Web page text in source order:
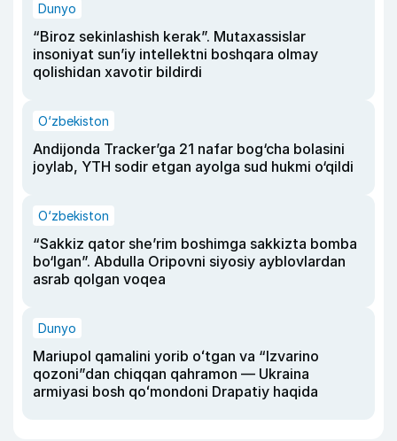
Dunyo
“Biroz sekinlashish kerak”. Mutaxassislar
insoniyat sun’iy intellektni boshqara olmay
qolishidan xavotir bildirdi
O‘zbekiston
Andijonda Tracker’ga 21 nafar bog‘cha bolasini
joylab, YTH sodir etgan ayolga sud hukmi o‘qildi
O‘zbekiston
“Sakkiz qator she’rim boshimga sakkizta bomba
bo‘lgan”. Abdulla Oripovni siyosiy ayblovlardan
asrab qolgan voqea
Dunyo
Mariupol qamalini yorib oʻtgan va “Izvarino
qozoni”dan chiqqan qahramon — Ukraina
armiyasi bosh qoʻmondoni Drapatiy haqida